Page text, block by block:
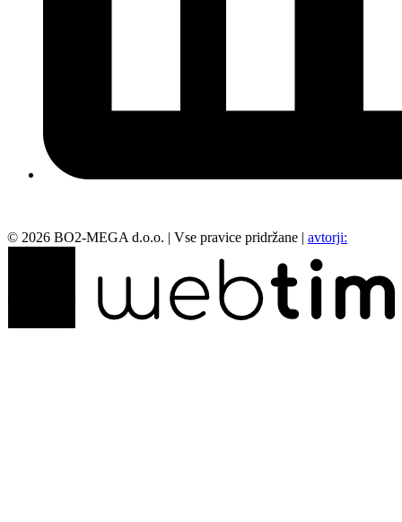
© 2026 BO2-MEGA d.o.o. Vse pravice pridržane avtorji: